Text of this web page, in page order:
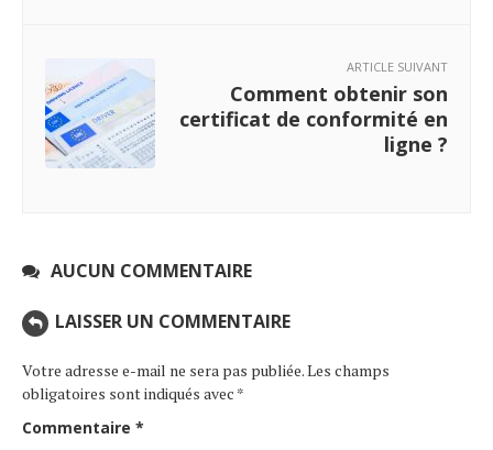
ARTICLE SUIVANT
Comment obtenir son
certificat de conformité en
ligne ?
AUCUN COMMENTAIRE
LAISSER UN COMMENTAIRE
Votre adresse e-mail ne sera pas publiée.Les champs
obligatoires sont indiqués avec *
Commentaire *